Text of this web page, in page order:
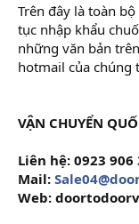
Trên đây là toàn
tục nhập khẩu
những văn bản
hotmail của chúng
VẬN CHUYỂN
Liên hệ: 0923
Mail:
Web: